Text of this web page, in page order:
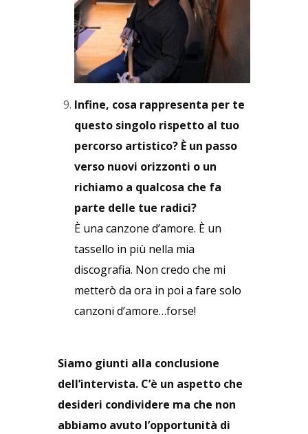
Infine, cosa rappresenta per te
questo singolo rispetto al tuo
percorso artistico? È un passo
verso nuovi orizzonti o un
richiamo a qualcosa che fa
parte delle tue radici?
È una canzone d’amore. È un
tassello in più nella mia
discografia. Non credo che mi
metterò da ora in poi a fare solo
canzoni d’amore…forse!
Siamo giunti alla conclusione
dell’intervista. C’è un aspetto che
desideri condividere ma che non
abbiamo avuto l’opportunità di